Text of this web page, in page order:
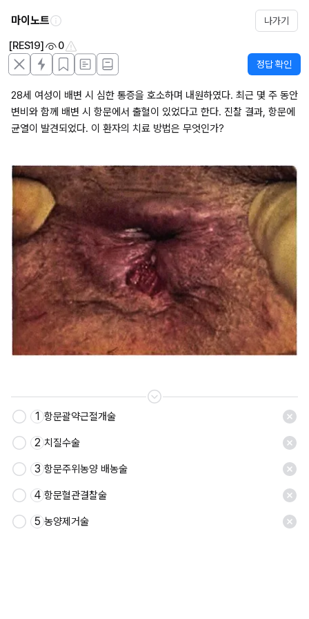
마이노트 나가기
[RES19] 0
정답 확인
28세 여성이 배변 시 심한 통증을 호소하며 내원하였다. 최근 몇 주 동안
변비와 함께 배변 시 항문에서 출혈이 있었다고 한다. 진찰 결과, 항문에
균열이 발견되었다. 이 환자의 치료 방법은 무엇인가?
저장
1 항문괄약근절개술
2 치질수술
3 항문주위농양 배농술
4 항문혈관결찰술
5 농양제거술